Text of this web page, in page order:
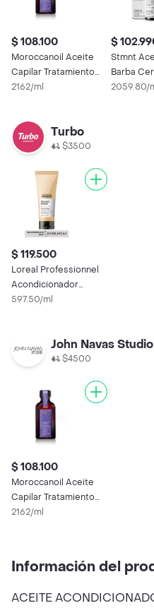
$ 108.100
Moroccanoil Aceite
Capilar Tratamiento
Purple
2162/ml
$
Stmnt
Barba
2059.80/
Turbo
$3500
$ 119.500
Loreal Professionnel
Acondicionador
Cabello Dañado
597.50/ml
John Navas Studio
$4500
$ 108.100
Moroccanoil Aceite
Capilar Tratamiento
Purple
2162/ml
Información del
ACEITE